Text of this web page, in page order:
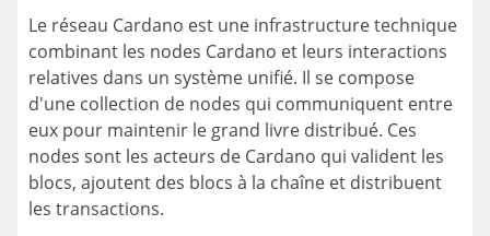
Le réseau Cardano est une infrastructure technique
combinant les nodes Cardano et leurs interactions
relatives dans un système unifié. Il se compose
d'une collection de nodes qui communiquent entre
eux pour maintenir le grand livre distribué. Ces
nodes sont les acteurs de Cardano qui valident les
blocs, ajoutent des blocs à la chaîne et distribuent
les transactions.